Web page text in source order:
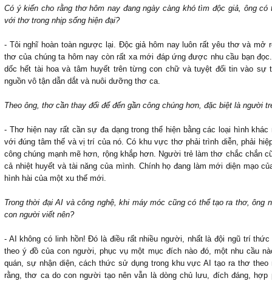
Có ý kiến cho rằng thơ hôm nay đang ngày càng khó tìm độc giả, ông có
với thơ trong nhịp sống hiện đại?
- Tôi nghĩ hoàn toàn ngược lại. Độc giả hôm nay luôn rất yêu thơ và mở
thơ của chúng ta hôm nay còn rất xa mới đáp ứng được nhu cầu bạn
dốc hết tài hoa và tâm huyết trên từng con chữ và tuyệt đối tin vào sự
nguồn vô tận dẫn dắt và nuôi dưỡng thơ ca.
Theo ông, thơ cần thay đổi để đến gần công chúng hơn, đặc biệt là người
- Thơ hiện nay rất cần sự đa dạng trong thể hiện bằng các loại hình
với đúng tâm thế và vị trí của nó. Có khu vực thơ phải trình diễn, phải
công chúng mạnh mẽ hơn, rộng khắp hơn. Người trẻ làm thơ chắc chắn
cả nhiệt huyết và tài năng của mình. Chính họ đang làm mới diện mạo
hình hài của một xu thế mới.
Trong thời đại AI và công nghệ, khi máy móc cũng có thể tạo ra thơ, ông
con người viết nên?
- AI không có linh hồn! Đó là điều rất nhiều người, nhất là đội ngũ trí
theo ý đồ của con người, phục vụ một mục đích nào đó, một nhu cầu
quán, sự nhận diện, cách thức sử dụng trong khu vực AI tạo ra thơ
rằng, thơ ca do con người tạo nên vẫn là dòng chủ lưu, đích đáng,